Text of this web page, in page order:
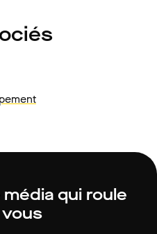
qui roule